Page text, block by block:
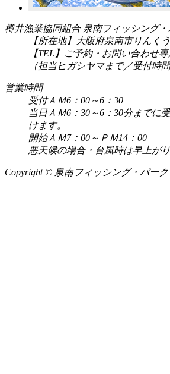
樽井漁業協同組合 泉南フィッシング・
【所在地】大阪府泉南市りんく
【TEL】ご予約・お問い合わせ
（担当ヒガシヤマまで／受付時間
営業時間
受付ＡＭ6：00～6：30
当日ＡＭ6：30～6：30分までに
けます。
開始ＡＭ7：00～ＰＭ14：00
悪天候の場合・台風時は早上が
Copyright © 泉南フィッシング・パーク